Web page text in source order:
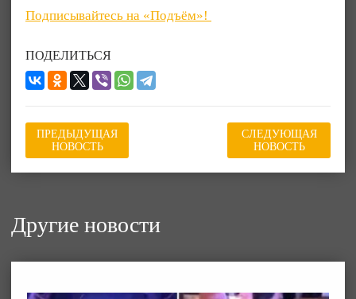
Подписывайтесь на «Подъём»!
ПОДЕЛИТЬСЯ
ПРЕДЫДУЩАЯ
НОВОСТЬ
СЛЕДУЮЩАЯ
НОВОСТЬ
Другие новости